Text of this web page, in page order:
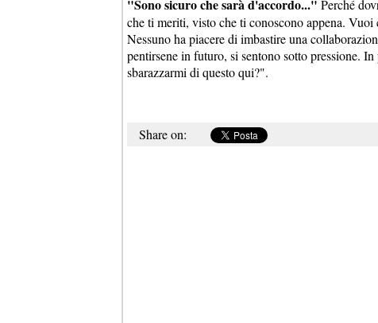
"Sono sicuro che sarà d'accordo..." Perché
che ti meriti, visto che ti conoscono appena.
Nessuno ha piacere di imbastire una
pentirsene in futuro, si sentono sotto pressione.
sbarazzarmi di questo qui?".
Share on: